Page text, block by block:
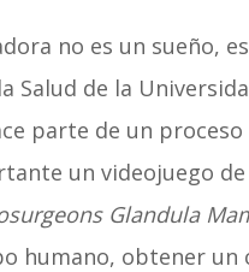
no es un sueño,
Salud de la
parte de un
un videojuego
Glandula
humano, obtener un